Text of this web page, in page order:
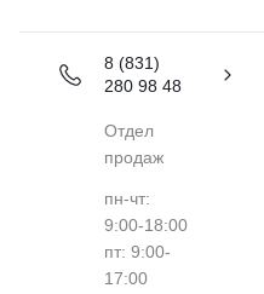
8 (831)
280 98 48
Отдел
продаж
пн-чт:
9:00-18:00
пт: 9:00-
17:00